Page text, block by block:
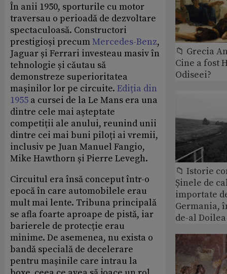
În anii 1950, sporturile cu motor
traversau o perioadă de dezvoltare
spectaculoasă. Constructori
prestigioși precumMercedes-Benz,
Jaguar și Ferrari investeau masiv în
tehnologie și căutau să
demonstreze superioritatea
mașinilor lor pe circuite. Ediția din
1955 a cursei de la Le Mans era una
dintre cele mai așteptate
competiții ale anului, reunind unii
dintre cei mai buni piloți ai vremii,
inclusiv pe Juan Manuel Fangio,
Mike Hawthorn și Pierre Levegh.
Circuitul era însă conceput într-o
epocă în care automobilele erau
mult mai lente. Tribuna principală
se afla foarte aproape de pistă, iar
barierele de protecție erau
minime. De asemenea, nu exista o
bandă specială de decelerare
pentru mașinile care intrau la
📁 Grecia
Cine a fost
Odiseei?
📁 Istorie
Șinele de
importate
Germania,
de-al